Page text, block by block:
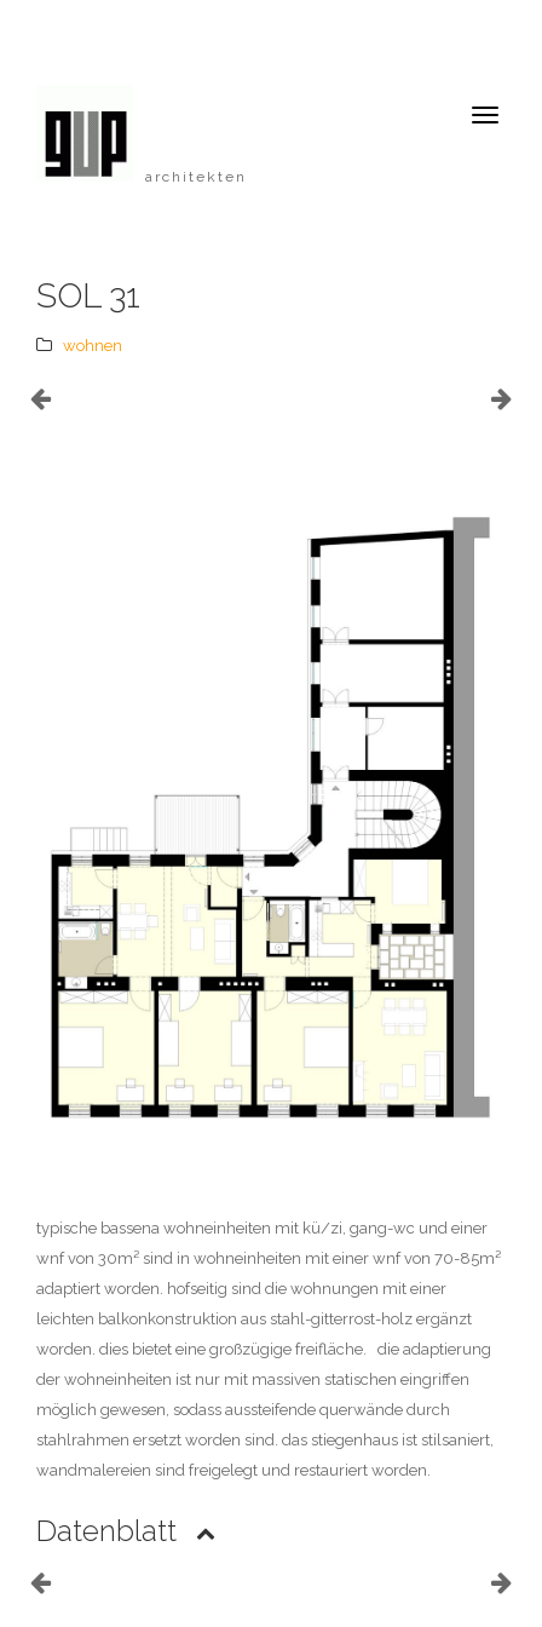
architekten
SOL 31
wohnen
typische bassena wohneinheiten mit kü/zi, gang-wc und einer
wnf von 30m² sind in wohneinheiten mit einer wnf von 70-85m²
adaptiert worden. hofseitig sind die wohnungen mit einer
leichten balkonkonstruktion aus stahl-gitterrost-holz ergänzt
worden. dies bietet eine großzügige freifläche. die adaptierung
der wohneinheiten ist nur mit massiven statischen eingriffen
möglich gewesen, sodass aussteifende querwände durch
stahlrahmen ersetzt worden sind. das stiegenhaus ist stilsaniert,
wandmalereien sind freigelegt und restauriert worden.
Datenblatt